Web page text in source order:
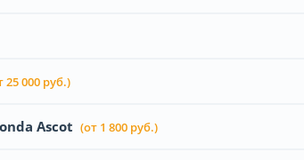
25 000 руб.)
Ascot (от 1 800 руб.)